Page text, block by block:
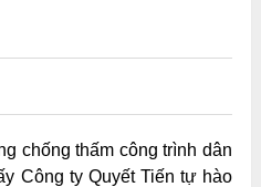
chống thấm công trình dân
Công ty Quyết Tiến tự hào